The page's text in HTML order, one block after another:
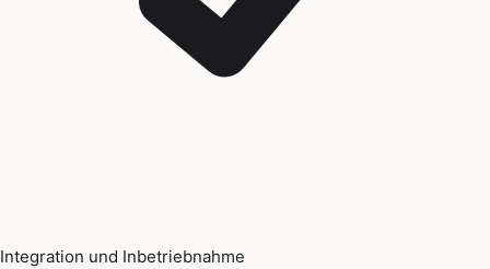
Integration und Inbetriebnahme